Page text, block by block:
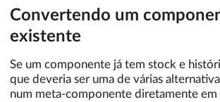
Convertendo um
existente
Se um componente já tem stock e
que deveria ser uma de várias
num meta-componente diretamente em